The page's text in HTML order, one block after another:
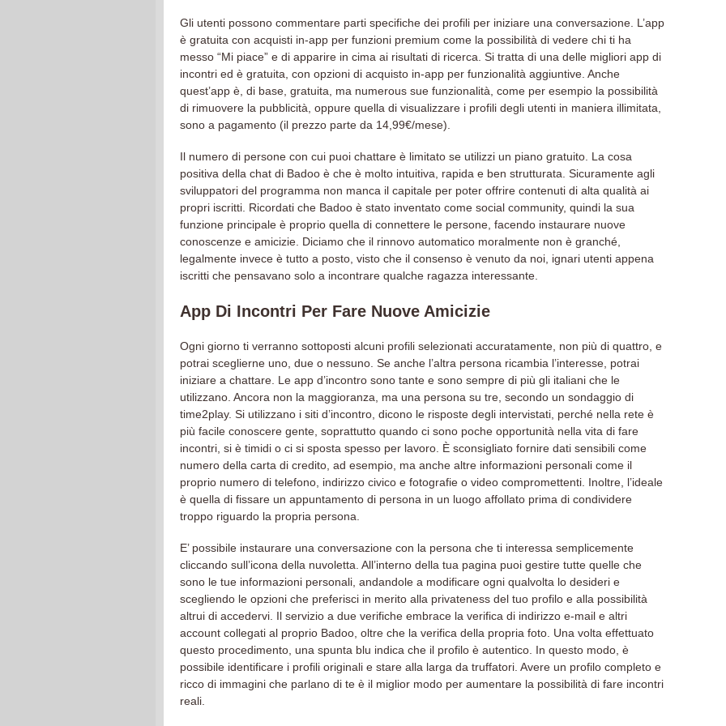
Gli utenti possono commentare parti specifiche dei profili per iniziare una conversazione. L’app
è gratuita con acquisti in-app per funzioni premium come la possibilità di vedere chi ti ha
messo “Mi piace” e di apparire in cima ai risultati di ricerca. Si tratta di una delle migliori app di
incontri ed è gratuita, con opzioni di acquisto in-app per funzionalità aggiuntive. Anche
quest’app è, di base, gratuita, ma numerous sue funzionalità, come per esempio la possibilità
di rimuovere la pubblicità, oppure quella di visualizzare i profili degli utenti in maniera illimitata,
sono a pagamento (il prezzo parte da 14,99€/mese).
Il numero di persone con cui puoi chattare è limitato se utilizzi un piano gratuito. La cosa
positiva della chat di Badoo è che è molto intuitiva, rapida e ben strutturata. Sicuramente agli
sviluppatori del programma non manca il capitale per poter offrire contenuti di alta qualità ai
propri iscritti. Ricordati che Badoo è stato inventato come social community, quindi la sua
funzione principale è proprio quella di connettere le persone, facendo instaurare nuove
conoscenze e amicizie. Diciamo che il rinnovo automatico moralmente non è granché,
legalmente invece è tutto a posto, visto che il consenso è venuto da noi, ignari utenti appena
iscritti che pensavano solo a incontrare qualche ragazza interessante.
App Di Incontri Per Fare Nuove Amicizie
Ogni giorno ti verranno sottoposti alcuni profili selezionati accuratamente, non più di quattro, e
potrai sceglierne uno, due o nessuno. Se anche l’altra persona ricambia l’interesse, potrai
iniziare a chattare. Le app d’incontro sono tante e sono sempre di più gli italiani che le
utilizzano. Ancora non la maggioranza, ma una persona su tre, secondo un sondaggio di
time2play. Si utilizzano i siti d’incontro, dicono le risposte degli intervistati, perché nella rete è
più facile conoscere gente, soprattutto quando ci sono poche opportunità nella vita di fare
incontri, si è timidi o ci si sposta spesso per lavoro. È sconsigliato fornire dati sensibili come
numero della carta di credito, ad esempio, ma anche altre informazioni personali come il
proprio numero di telefono, indirizzo civico e fotografie o video compromettenti. Inoltre, l’ideale
è quella di fissare un appuntamento di persona in un luogo affollato prima di condividere
troppo riguardo la propria persona.
E’ possibile instaurare una conversazione con la persona che ti interessa semplicemente
cliccando sull’icona della nuvoletta. All’interno della tua pagina puoi gestire tutte quelle che
sono le tue informazioni personali, andandole a modificare ogni qualvolta lo desideri e
scegliendo le opzioni che preferisci in merito alla privateness del tuo profilo e alla possibilità
altrui di accedervi. Il servizio a due verifiche embrace la verifica di indirizzo e-mail e altri
account collegati al proprio Badoo, oltre che la verifica della propria foto. Una volta effettuato
questo procedimento, una spunta blu indica che il profilo è autentico. In questo modo, è
possibile identificare i profili originali e stare alla larga da truffatori. Avere un profilo completo e
ricco di immagini che parlano di te è il miglior modo per aumentare la possibilità di fare incontri
reali.